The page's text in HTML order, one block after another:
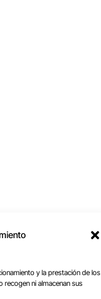
y la prestación de los
ni almacenan sus